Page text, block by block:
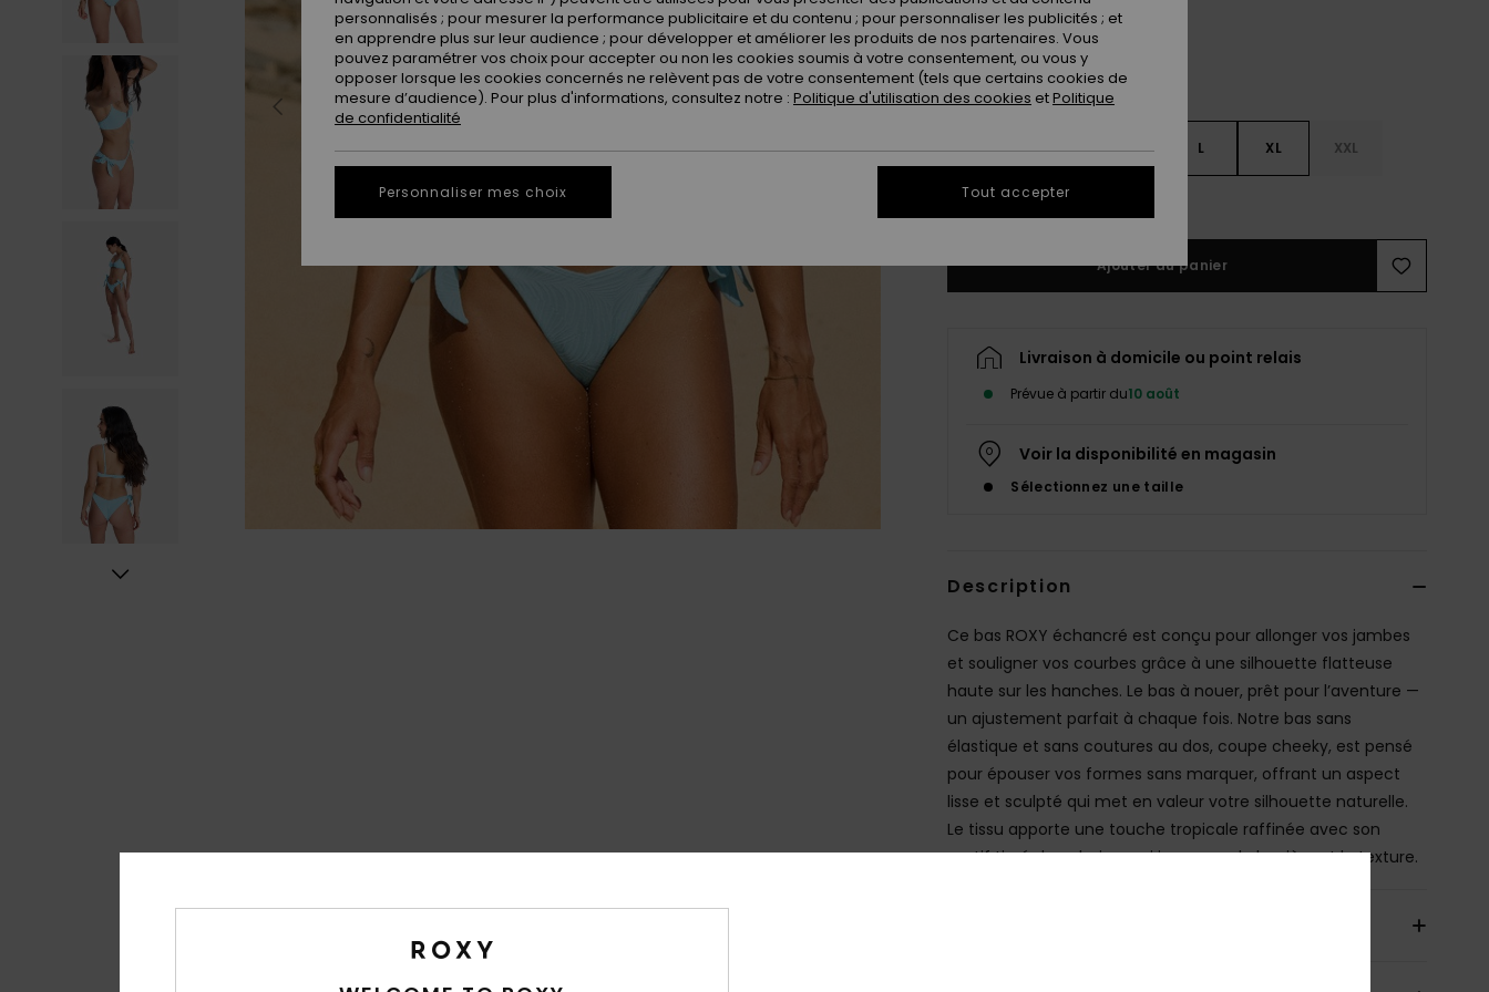
XS S M L XL XXL
Voir le Guide des tailles
Ajouter au panier
Livraison à domicile ou point relais
Prévue à partir du10 août
Voir la disponibilité en magasin
Sélectionnez une taille
Description
Ce bas ROXY échancré est conçu pour allonger vos jambes
et souligner vos courbes grâce à une silhouette flatteuse
haute sur les hanches. Le bas à nouer, prêt pour l’aventure —
un ajustement parfait à chaque fois. Notre bas sans
élastique et sans coutures au dos, coupe cheeky, est pensé
pour épouser vos formes sans marquer, offrant un aspect
lisse et sculpté qui met en valeur votre silhouette naturelle.
Le tissu apporte une touche tropicale raffinée avec son
motif tissé de palmiers qui joue avec la lumière et la texture.
personnalisés ; pour mesurer la performance publicitaire et du contenu ; pour personnaliser les publicités ; et
en apprendre plus sur leur audience ; pour développer et améliorer les produits de nos partenaires. Vous
pouvez paramétrer vos choix pour accepter ou non les cookies soumis à votre consentement, ou vous y
opposer lorsque les cookies concernés ne relèvent pas de votre consentement (tels que certains cookies de
mesure d’audience). Pour plus d'informations, consultez notre : Politique d'utilisation des cookies etPolitique
de confidentialité
Personnaliser mes choix Tout accepter